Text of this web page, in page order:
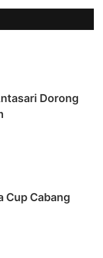
Dorong
Cup Cabang